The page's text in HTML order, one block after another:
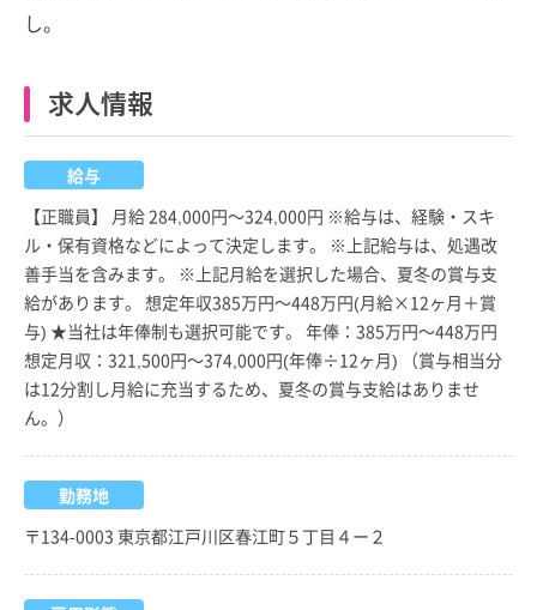
し。
求人情報
給与
【正職員】 月給 284,000円～324,000円 ※給与は、経験・スキ
ル・保有資格などによって決定します。 ※上記給与は、処遇改
善手当を含みます。 ※上記月給を選択した場合、夏冬の賞与支
給があります。 想定年収385万円～448万円(月給×12ヶ月＋賞
与) ★当社は年俸制も選択可能です。 年俸：385万円～448万円
想定月収：321,500円～374,000円(年俸÷12ヶ月) （賞与相当分
は12分割し月給に充当するため、夏冬の賞与支給はありませ
ん。）
勤務地
〒134-0003 東京都江戸川区春江町５丁目４ー２